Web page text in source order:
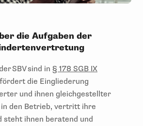
die Aufgaben der
SBV sind in § 178 SGB IX
die Eingliederung
und ihnen gleichgestellter
den Betrieb, vertritt ihre
steht ihnen beratend und